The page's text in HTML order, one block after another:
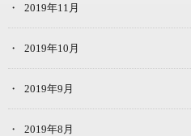
2019年11月
2019年10月
2019年9月
2019年8月